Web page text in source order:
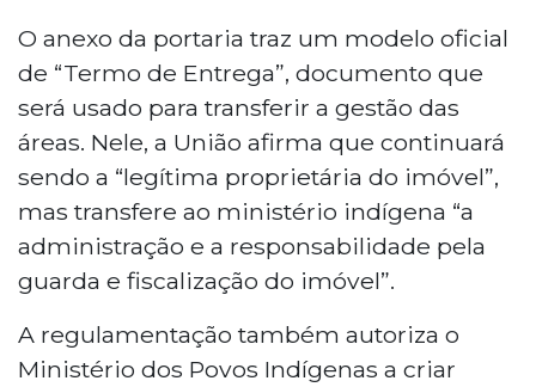
O anexo da portaria traz um modelo oficial
de “Termo de Entrega”, documento que
será usado para transferir a gestão das
áreas. Nele, a União afirma que continuará
sendo a “legítima proprietária do imóvel”,
mas transfere ao ministério indígena “a
administração e a responsabilidade pela
guarda e fiscalização do imóvel”.
A regulamentação também autoriza o
Ministério dos Povos Indígenas a criar